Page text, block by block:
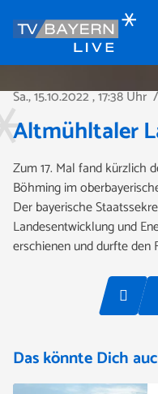
Sa., 15.10.2022, 17:38 Uhr /
Altmühltaler
Zum 17. Mal fand kürzlich
Böhming im
Der bayerische
Landesentwicklung und
erschienen und durfte den
Das könnte Dich